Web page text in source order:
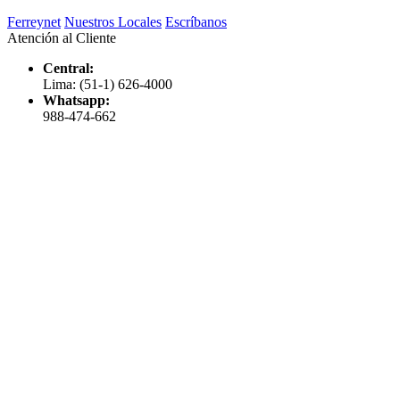
Ferreynet Nuestros Locales Escríbanos
Atención al Cliente
Central:
Lima: (51-1) 626-4000
Whatsapp:
988-474-662